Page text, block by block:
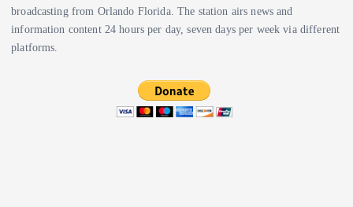
broadcasting from Orlando Florida. The station airs news and
information content 24 hours per day, seven days per week via different
platforms.